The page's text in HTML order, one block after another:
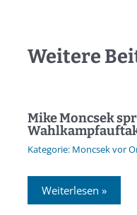
Weitere
Mike Moncsek
Moncsek vor
Weiterlesen »